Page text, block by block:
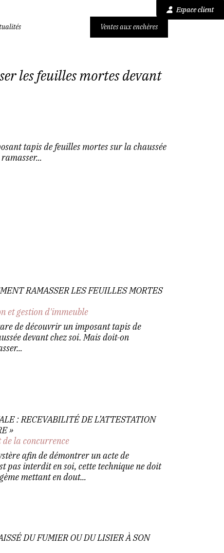
Espace client
Ventes aux enchères
les feuilles mortes devant
tapis de feuilles mortes sur la chaussée
RAMASSER LES FEUILLES MORTES
et gestion d'immeuble
de découvrir un imposant tapis de
devant chez soi. Mais doit-on
: RECEVABILITÉ DE L’ATTESTATION
»
la concurrence
afin de démontrer un acte de
pas interdit en soi, cette technique ne doit
mettant en dout...
DU FUMIER OU DU LISIER À SON